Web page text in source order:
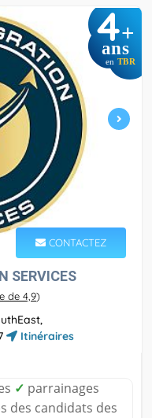
4+
ans
en TBR
CONTACTEZ
SERVICES
de 4,9)
Itinéraires
✓ parrainages
des candidats des